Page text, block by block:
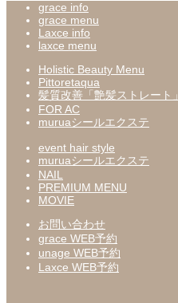
grace info
grace menu
Laxce info
laxce menu
Holistic Beauty Menu
Pittoretaqua
髪質改善「艶髪ストレート」
FOR AC
muruaシールエクステ
event hair style
muruaシールエクステ
NAIL
PREMIUM MENU
MOVIE
お問い合わせ
grace WEB予約
unage WEB予約
Laxce WEB予約